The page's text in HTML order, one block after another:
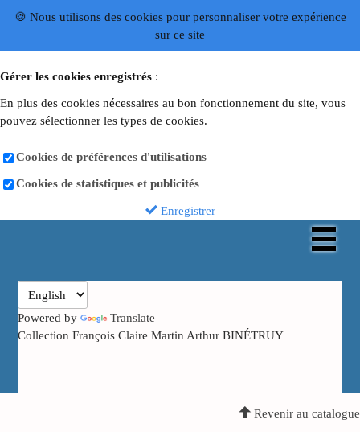
🍪 Nous utilisons des cookies pour personnaliser votre expérience
sur ce site
Gérer les cookies enregistrés :
En plus des cookies nécessaires au bon fonctionnement du site, vous
pouvez sélectionner les types de cookies.
Cookies de préférences d'utilisations
Cookies de statistiques et publicités
Enregistrer
Powered by
Translate
Collection François Claire Martin Arthur BINÉTRUY
Revenir au catalogue